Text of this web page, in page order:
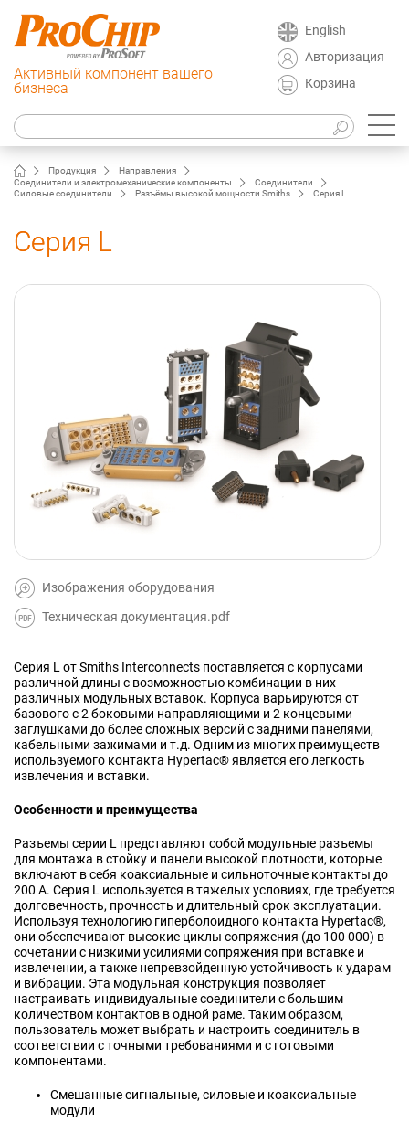
Активный компонент вашего
бизнеса
English
Авторизация
Корзина
Продукция
Направления
Соединители и электромеханические компоненты
Соединители
Силовые соединители
Разъёмы высокой мощности Smiths Серия L
Серия L
Изображения оборудования
Техническая документация.pdf
Серия L от Smiths Interconnects поставляется с корпусами
различной длины с возможностью комбинации в них
различных модульных вставок. Корпуса варьируются от
базового с 2 боковыми направляющими и 2 концевыми
заглушками до более сложных версий с задними панелями,
кабельными зажимами и т.д. Одним из многих преимуществ
используемого контакта Hypertac® является его легкость
извлечения и вставки.
Особенности и преимущества
Разъемы серии L представляют собой модульные разъемы
для монтажа в стойку и панели высокой плотности, которые
включают в себя коаксиальные и сильноточные контакты до
200 А. Серия L используется в тяжелых условиях, где требуется
долговечность, прочность и длительный срок эксплуатации.
Используя технологию гиперболоидного контакта Hypertac®,
они обеспечивают высокие циклы сопряжения (до 100 000) в
сочетании с низкими усилиями сопряжения при вставке и
извлечении, а также непревзойденную устойчивость к ударам
и вибрации. Эта модульная конструкция позволяет
настраивать индивидуальные соединители с большим
количеством контактов в одной раме. Таким образом,
пользователь может выбрать и настроить соединитель в
соответствии с точными требованиями и с готовыми
компонентами.
Смешанные сигнальные, силовые и коаксиальные
модули